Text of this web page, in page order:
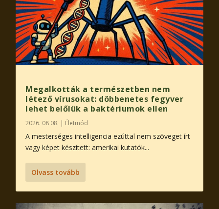
Megalkották a természetben nem
létező vírusokat: döbbenetes fegyver
lehet belőlük a baktériumok ellen
2026. 08 08. | Életmód
A mesterséges intelligencia ezúttal nem szöveget írt
vagy képet készített: amerikai kutatók...
Olvass tovább